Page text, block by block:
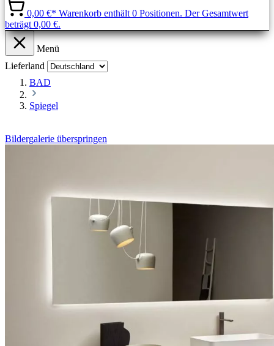
0,00 €* Warenkorb enthält 0 Positionen. Der Gesamtwert
beträgt 0,00 €.
Menü
Lieferland
BAD
Spiegel
Bildergalerie überspringen